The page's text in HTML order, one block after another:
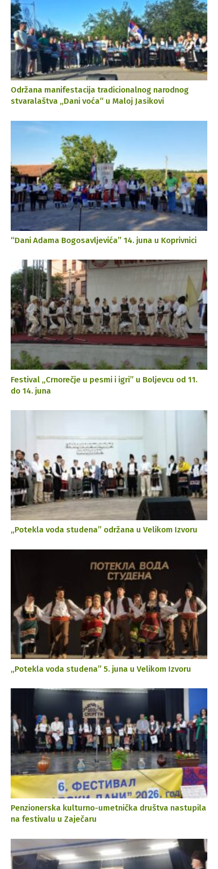
Održana manifestacija tradicionalnog narodnog
stvaralaštva „Dani voća“ u Maloj Jasikovi
“Dani Adama Bogosavljevića” 14. juna u Koprivnici
Festival „Crnorečje u pesmi i igri” u Boljevcu od 11.
do 14. juna
„Potekla voda studena” održana u Velikom Izvoru
„Potekla voda studena” 5. juna u Velikom Izvoru
Penzionerska kulturno-umetnička društva nastupila
na festivalu u Zaječaru